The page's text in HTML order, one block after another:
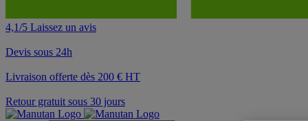
4,1/5 Laissez un avis
Devis sous 24h
Livraison offerte dès 200 € HT
Retour gratuit sous 30 jours